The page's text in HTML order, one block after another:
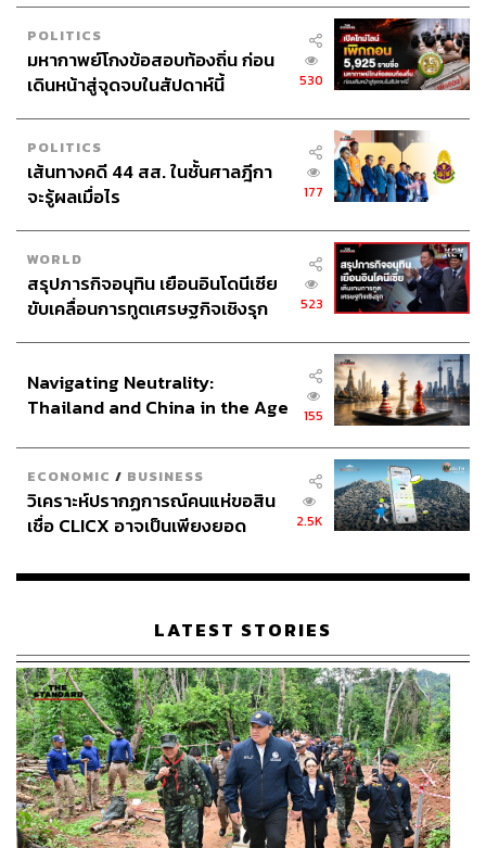
POLITICS
มหากาพย์โกงข้อสอบท้องถิ่น ก่อน
เดินหน้าสู่จุดจบในสัปดาห์นี้
530
POLITICS
เส้นทางคดี 44 สส. ในชั้นศาลฎีกา
จะรู้ผลเมื่อไร
177
WORLD
สรุปภารกิจอนุทิน เยือนอินโดนีเซีย
ขับเคลื่อนการทูตเศรษฐกิจเชิงรุก
523
Navigating Neutrality:
Thailand and China in the Age
155
ECONOMIC / BUSINESS
วิเคราะห์ปรากฏการณ์คนแห่ขอสิน
เชื่อ CLICX อาจเป็นเพียงยอด
เรือนไทยที่ถูกซุกไว้
2.5K
LATEST STORIES